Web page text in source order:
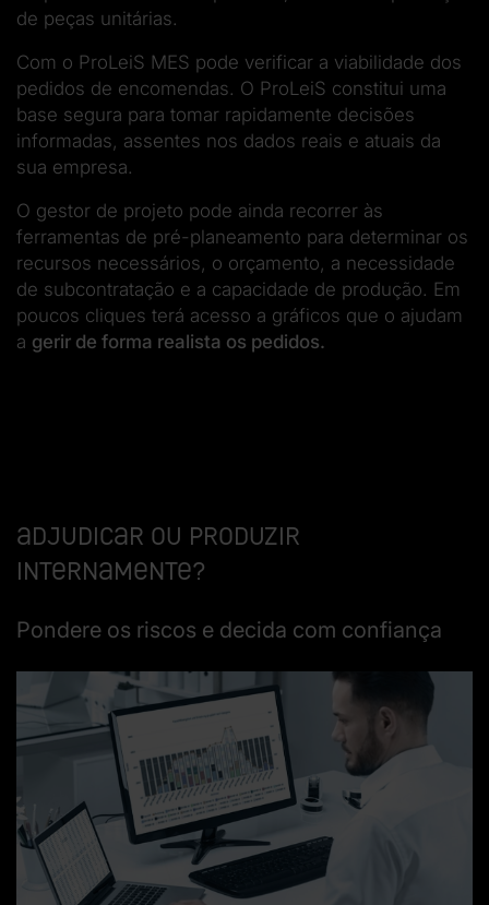
de peças unitárias.
Com o ProLeiS MES pode verificar a viabilidade dos
pedidos de encomendas. O ProLeiS constitui uma
base segura para tomar rapidamente decisões
informadas, assentes nos dados reais e atuais da
sua empresa.
O gestor de projeto pode ainda recorrer às
ferramentas de pré-planeamento para determinar os
recursos necessários, o orçamento, a necessidade
de subcontratação e a capacidade de produção. Em
poucos cliques terá acesso a gráficos que o ajudam
a gerir de forma realista os pedidos.
Adjudicar ou produzir
internamente?
Pondere os riscos e decida com confiança